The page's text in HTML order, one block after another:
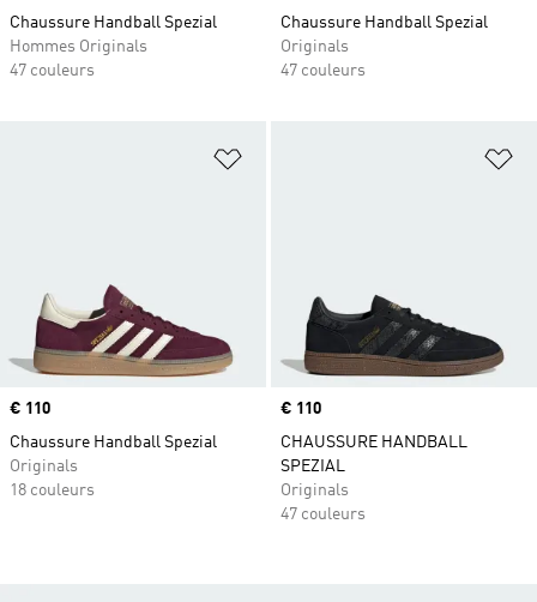
Chaussure Handball Spezial
Hommes Originals
47 couleurs
Chaussure Handball Spezial
Originals
47 couleurs
Ajouter à la Liste de produits
Prix
€ 110
Chaussure Handball Spezial
Originals
18 couleurs
Prix
€ 110
CHAUSSURE HANDBALL
SPEZIAL
Originals
47 couleurs